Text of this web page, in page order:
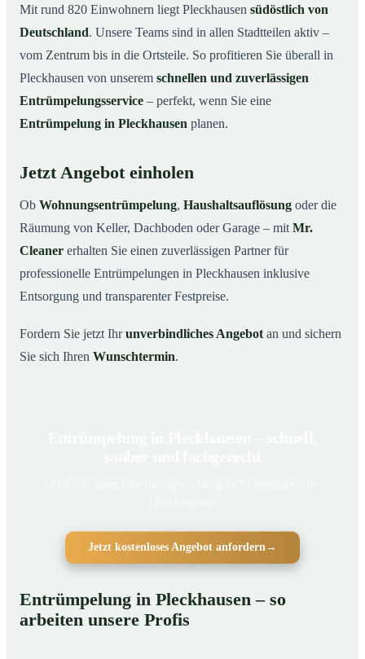
Mit rund 820 Einwohnern liegt Pleckhausen südöstlich von
Deutschland. Unsere Teams sind in allen Stadtteilen aktiv –
vom Zentrum bis in die Ortsteile. So profitieren Sie überall in
Pleckhausen von unserem schnellen und zuverlässigen
Entrümpelungsservice – perfekt, wenn Sie eine
Entrümpelung in Pleckhausen planen.
Jetzt Angebot einholen
Ob Wohnungsentrümpelung, Haushaltsauflösung oder die
Räumung von Keller, Dachboden oder Garage – mit Mr.
Cleaner erhalten Sie einen zuverlässigen Partner für
professionelle Entrümpelungen in Pleckhausen inklusive
Entsorgung und transparenter Festpreise.
Fordern Sie jetzt Ihrunverbindliches Angebot an und sichern
Sie sich Ihren Wunschtermin.
Jetzt kostenloses Angebot anfordern→
Entrümpelung in Pleckhausen – so
arbeiten unsere Profis